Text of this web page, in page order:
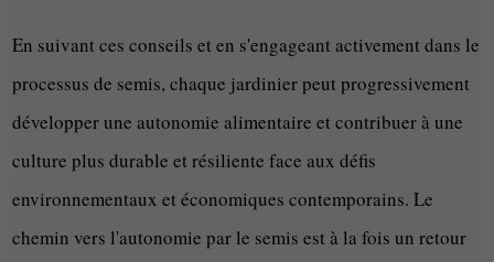
En suivant ces conseils et en s'engageant activement dans le
processus de semis, chaque jardinier peut progressivement
développer une autonomie alimentaire et contribuer à une
culture plus durable et résiliente face aux défis
environnementaux et économiques contemporains. Le
chemin vers l'autonomie par le semis est à la fois un retour